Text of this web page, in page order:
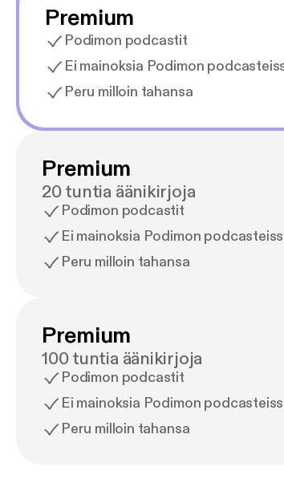
Premium
Podimon podcastit
Ei mainoksia Podimon
Peru milloin tahansa
Premium
20 tuntia äänikirjoja
Podimon podcastit
Ei mainoksia Podimon
Peru milloin tahansa
Premium
100 tuntia äänikirjoja
Podimon podcastit
Ei mainoksia Podimon
Peru milloin tahansa